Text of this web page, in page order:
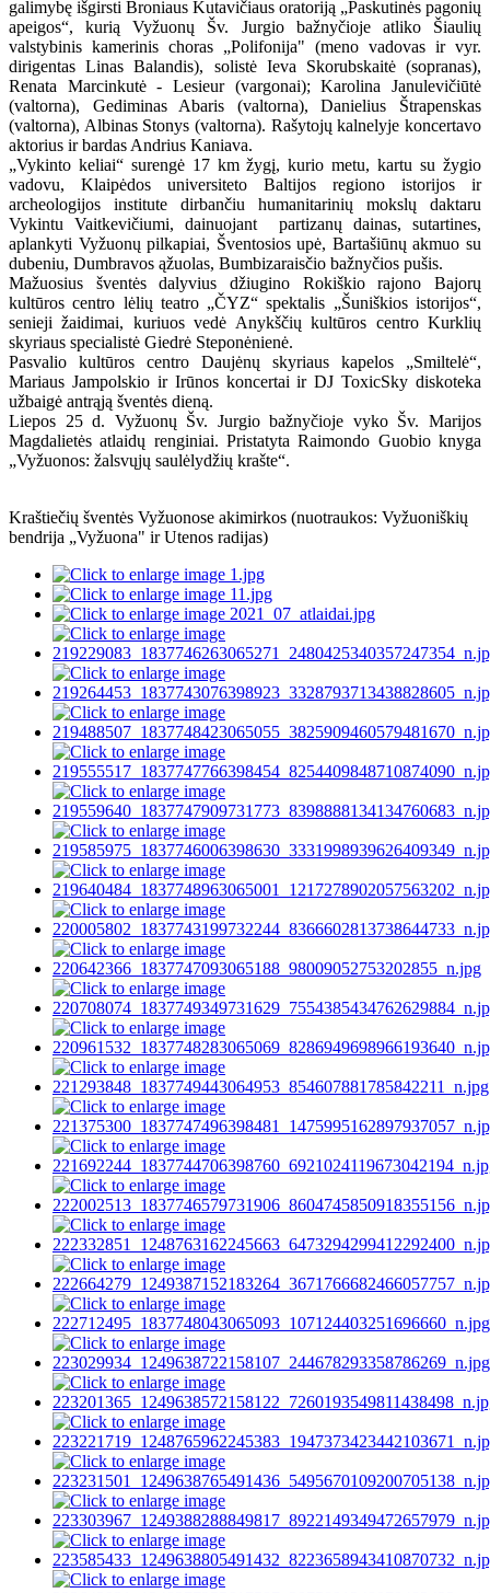
galimybę išgirsti Broniaus Kutavičiaus oratoriją „Paskutinės pagonių
apeigos“, kurią Vyžuonų Šv. Jurgio bažnyčioje atliko Šiaulių
valstybinis kamerinis choras „Polifonija" (meno vadovas ir vyr.
dirigentas Linas Balandis), solistė Ieva Skorubskaitė (sopranas),
Renata Marcinkutė - Lesieur (vargonai); Karolina Janulevičiūtė
(valtorna), Gediminas Abaris (valtorna), Danielius Štrapenskas
(valtorna), Albinas Stonys (valtorna). Rašytojų kalnelyje koncertavo
aktorius ir bardas Andrius Kaniava.
„Vykinto keliai“ surengė 17 km žygį, kurio metu, kartu su žygio
vadovu, Klaipėdos universiteto Baltijos regiono istorijos ir
archeologijos institute dirbančiu humanitarinių mokslų daktaru
Vykintu Vaitkevičiumi, dainuojant partizanų dainas, sutartines,
aplankyti Vyžuonų pilkapiai, Šventosios upė, Bartašiūnų akmuo su
dubeniu, Dumbravos ąžuolas, Bumbizaraisčio bažnyčios pušis.
Mažuosius šventės dalyvius džiugino Rokiškio rajono Bajorų
kultūros centro lėlių teatro „ČYZ“ spektalis „Šuniškios istorijos“,
senieji žaidimai, kuriuos vedė Anykščių kultūros centro Kurklių
skyriaus specialistė Giedrė Steponėnienė.
Pasvalio kultūros centro Daujėnų skyriaus kapelos „Smiltelė“,
Mariaus Jampolskio ir Irūnos koncertai ir DJ ToxicSky diskoteka
užbaigė antrąją šventės dieną.
Liepos 25 d. Vyžuonų Šv. Jurgio bažnyčioje vyko Šv. Marijos
Magdalietės atlaidų renginiai. Pristatyta Raimondo Guobio knyga
„Vyžuonos: žalsvųjų saulėlydžių krašte“.
Kraštiečių šventės Vyžuonose akimirkos (nuotraukos: Vyžuoniškių
bendrija „Vyžuona" ir Utenos radijas)